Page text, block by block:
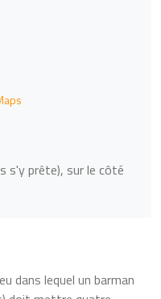
s'y prête), sur le côté
dans lequel un barman